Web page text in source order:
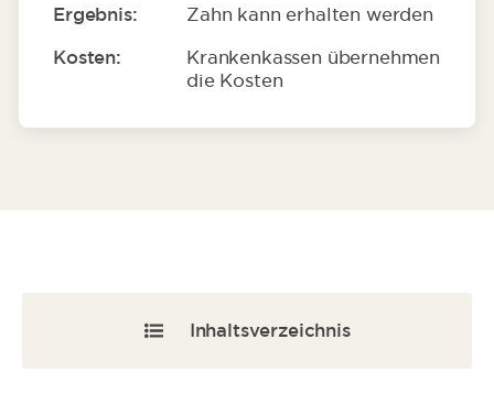
Ergebnis:
Zahn kann erhalten werden
Kosten:
Krankenkassen übernehmen
die Kosten
Inhaltsverzeichnis